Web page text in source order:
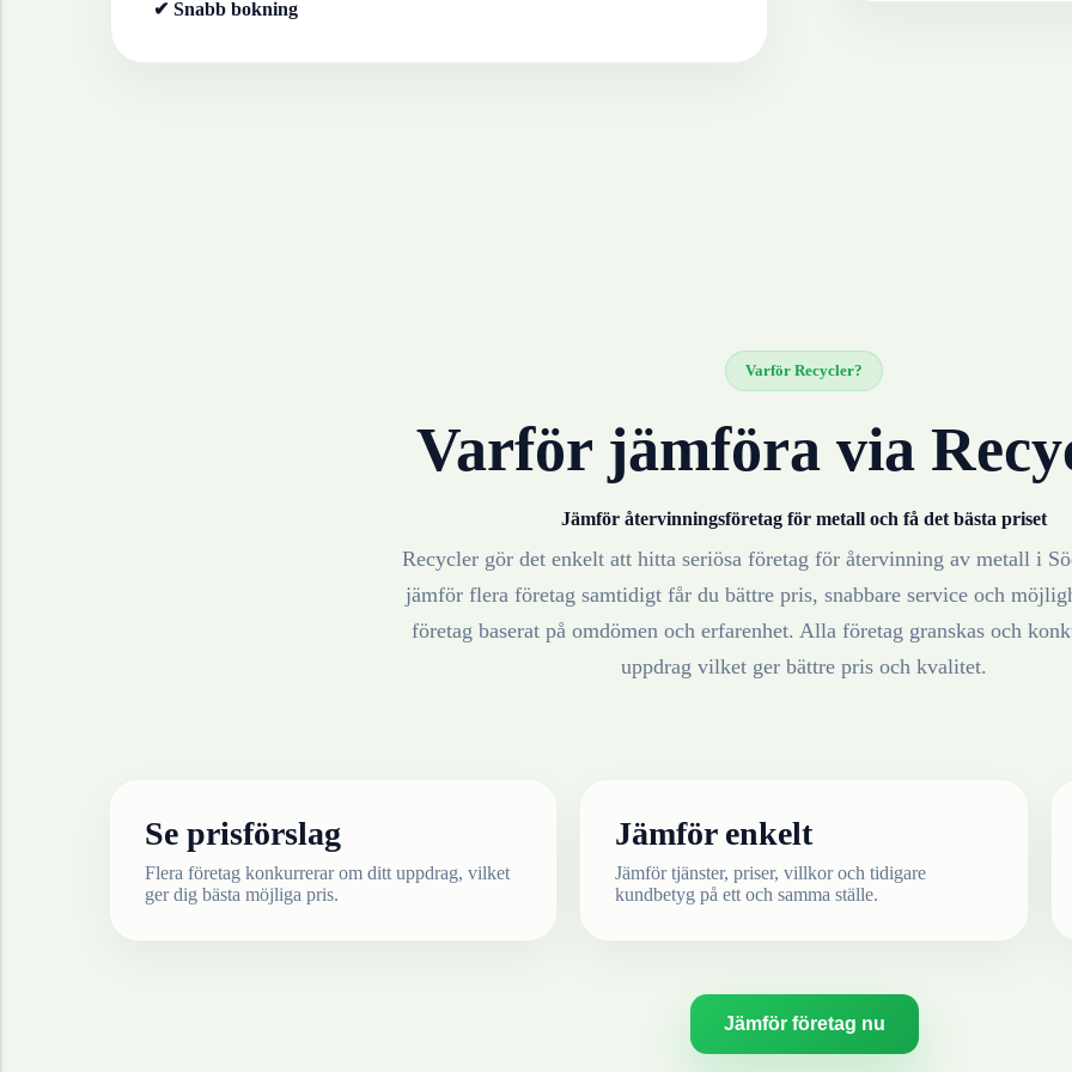
✔ Snabb bokning
Varför Recycler?
Varför jämföra via
Jämför återvinningsföretag för metall och få det bästa priset
Recycler gör det enkelt att hitta seriösa företag för återvinning av metall i
jämför flera företag samtidigt får du bättre pris, snabbare service och
företag baserat på omdömen och erfarenhet. Alla företag granskas och
uppdrag vilket ger bättre pris och kvalitet.
Se prisförslag
Flera företag konkurrerar om ditt uppdrag, vilket
ger dig bästa möjliga pris.
Jämför enkelt
Jämför tjänster, priser, villkor och tidigare
kundbetyg på ett och samma ställe.
Jämför företag nu